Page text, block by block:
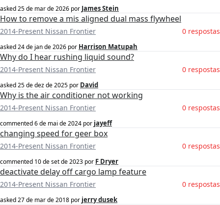
asked25 de mar de 2026 por James Stein
How to remove a mis aligned dual mass flywheel
2014-Present Nissan Frontier 0 respostas
asked24 de jan de 2026 por Harrison Matupah
Why do I hear rushing liquid sound?
2014-Present Nissan Frontier 0 respostas
asked25 de dez de 2025 por David
Why is the air conditioner not working
2014-Present Nissan Frontier 0 respostas
commented6 de mai de 2024 por jayeff
changing speed for geer box
2014-Present Nissan Frontier 0 respostas
commented 10 de set de 2023 por F Dryer
deactivate delay off cargo lamp feature
2014-Present Nissan Frontier 0 respostas
asked27 de mar de 2018 por jerry dusek